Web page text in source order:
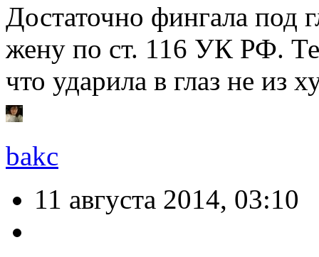
Достаточно фингала под
жену по ст. 116 УК РФ.
что ударила в глаз не из
bakc
11 августа 2014, 03:10